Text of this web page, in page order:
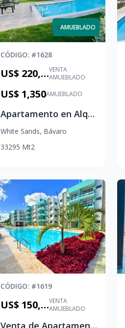
xAMUEBLADO
CÓDIGO: #1628
VENTA
AMUEBLADO
US$ 220,000
AMUEBLADO
US$ 1,350
Apartamento en Alquiler en White Sand Punta Cana | 3 Habitaciones con Piscina Privada
White Sands, Bávaro
33295 Mt2
CÓDIGO: #1619
VENTA
AMUEBLADO
US$ 150,000
Venta de Apartamento amueblado en EPIC RESIDENCES Punta Cana